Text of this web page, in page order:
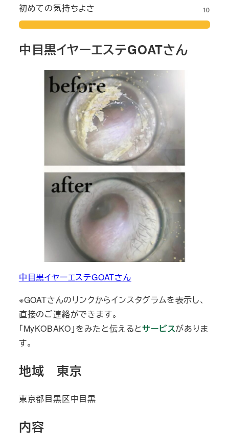
初めての気持ちよさ 10
中目黒イヤーエステGOATさん
中目黒イヤーエステGOATさん
※GOATさんのリンクからインスタグラムを表示し、
直接のご連絡ができます。
「MyKOBAKO」をみたと伝えるとサービスがありま
す。
地域 東京
東京都目黒区中目黒
内容